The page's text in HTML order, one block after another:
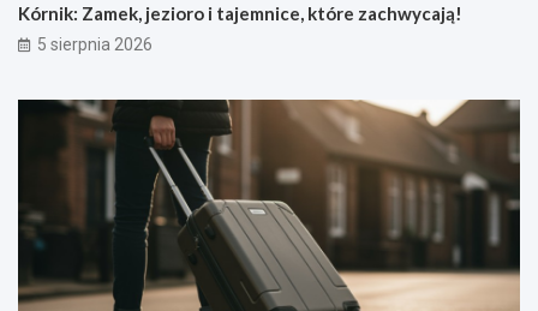
Kórnik: Zamek, jezioro i tajemnice, które zachwycają!
5 sierpnia 2026